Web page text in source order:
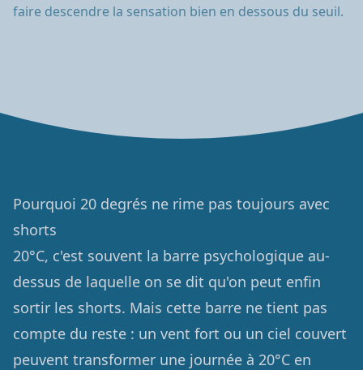
faire descendre la sensation bien en dessous du seuil.
Pourquoi 20 degrés ne rime pas toujours avec
shorts
20°C, c'est souvent la barre psychologique au-
dessus de laquelle on se dit qu'on peut enfin
sortir les shorts. Mais cette barre ne tient pas
compte du reste : un vent fort ou un ciel couvert
peuvent transformer une journée à 20°C en